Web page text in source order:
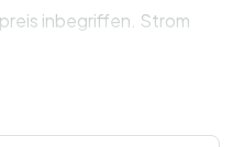
inbegriffen. Strom